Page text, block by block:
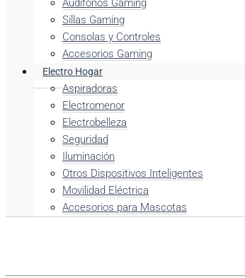
Audífonos Gaming
Sillas Gaming
Consolas y Controles
Accesorios Gaming
Electro Hogar
Aspiradoras
Electromenor
Electrobelleza
Seguridad
Iluminación
Otros Dispositivos Inteligentes
Movilidad Eléctrica
Accesorios para Mascotas